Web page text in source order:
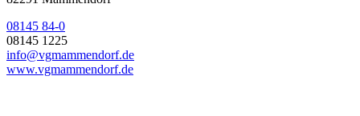
08145 84-0
08145 1225
info@vgmammendorf.de
www.vgmammendorf.de